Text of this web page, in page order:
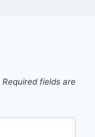
Required fields are